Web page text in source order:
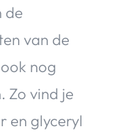
de
van de
nog
Zo vind je
en glyceryl